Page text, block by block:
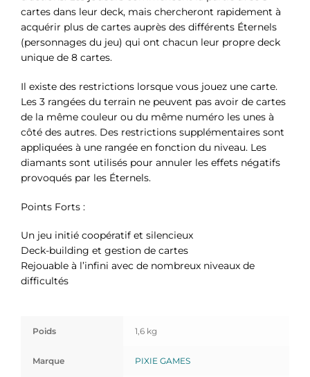
cartes dans leur deck, mais chercheront rapidement à
acquérir plus de cartes auprès des différents Éternels
(personnages du jeu) qui ont chacun leur propre deck
unique de 8 cartes.
Il existe des restrictions lorsque vous jouez une carte.
Les 3 rangées du terrain ne peuvent pas avoir de cartes
de la même couleur ou du même numéro les unes à
côté des autres. Des restrictions supplémentaires sont
appliquées à une rangée en fonction du niveau. Les
diamants sont utilisés pour annuler les effets négatifs
provoqués par les Éternels.
Points Forts :
Un jeu initié coopératif et silencieux
Deck-building et gestion de cartes
Rejouable à l’infini avec de nombreux niveaux de
difficultés
Poids 1,6 kg
Marque PIXIE GAMES